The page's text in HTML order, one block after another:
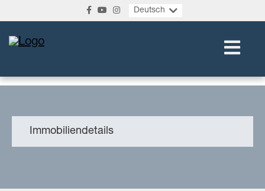
Deutsch
Immobiliendetails